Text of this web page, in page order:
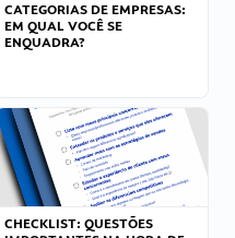
CATEGORIAS DE EMPRESAS:
EM QUAL VOCÊ SE
ENQUADRA?
CHECKLIST: QUESTÕES